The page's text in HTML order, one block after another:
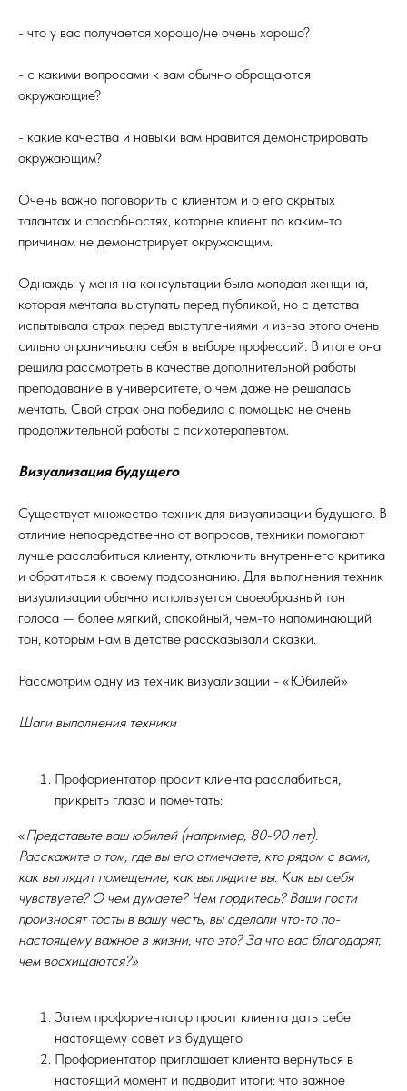
- что у вас получается хорошо/не очень хорошо?
- с какими вопросами к вам обычно обращаются
окружающие?
- какие качества и навыки вам нравится демонстрировать
окружающим?
Очень важно поговорить с клиентом и о его скрытых
талантах и способностях, которые клиент по каким-то
причинам не демонстрирует окружающим.
Однажды у меня на консультации была молодая женщина,
которая мечтала выступать перед публикой, но с детства
испытывала страх перед выступлениями и из-за этого очень
сильно ограничивала себя в выборе профессий. В итоге она
решила рассмотреть в качестве дополнительной работы
преподавание в университете, о чем даже не решалась
мечтать. Свой страх она победила с помощью не очень
продолжительной работы с психотерапевтом.
Визуализация будущего
Существует множество техник для визуализации будущего. В
отличие непосредственно от вопросов, техники помогают
лучше расслабиться клиенту, отключить внутреннего критика
и обратиться к своему подсознанию. Для выполнения техник
визуализации обычно используется своеобразный тон
голоса — более мягкий, спокойный, чем-то напоминающий
тон, которым нам в детстве рассказывали сказки.
Рассмотрим одну из техник визуализации - «Юбилей»
Шаги выполнения техники
Профориентатор просит клиента расслабиться,
прикрыть глаза и помечтать:
«Представьте ваш юбилей (например, 80-90 лет).
Расскажите о том, где вы его отмечаете, кто рядом с вами,
как выглядит помещение, как выглядите вы. Как вы себя
чувствуете? О чем думаете? Чем гордитесь? Ваши гости
произносят тосты в вашу честь, вы сделали что-то по-
настоящему важное в жизни, что это? За что вас благодарят,
чем восхищаются?»
Затем профориентатор просит клиента дать себе
настоящему совет из будущего
Профориентатор приглашает клиента вернуться в
настоящий момент и подводит итоги: что важное